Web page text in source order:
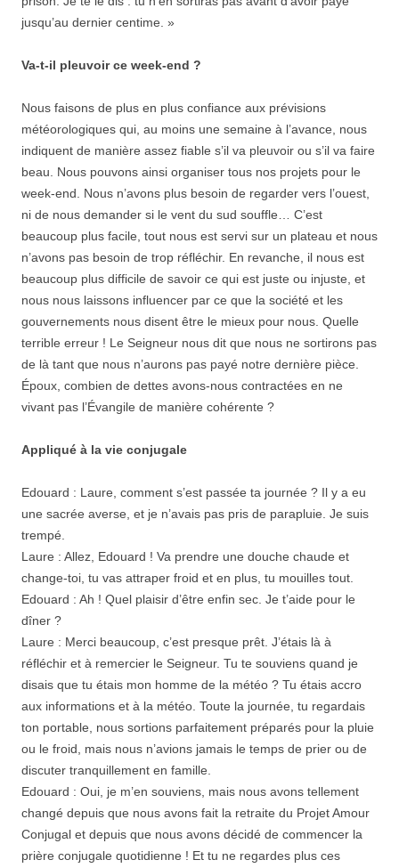
jusqu’au dernier centime. »
Va-t-il pleuvoir ce week-end ?
Nous faisons de plus en plus confiance aux prévisions
météorologiques qui, au moins une semaine à l’avance, nous
indiquent de manière assez fiable s’il va pleuvoir ou s’il va faire
beau. Nous pouvons ainsi organiser tous nos projets pour le
week-end. Nous n’avons plus besoin de regarder vers l’ouest,
ni de nous demander si le vent du sud souffle… C’est
beaucoup plus facile, tout nous est servi sur un plateau et nous
n’avons pas besoin de trop réfléchir. En revanche, il nous est
beaucoup plus difficile de savoir ce qui est juste ou injuste, et
nous nous laissons influencer par ce que la société et les
gouvernements nous disent être le mieux pour nous. Quelle
terrible erreur ! Le Seigneur nous dit que nous ne sortirons pas
de là tant que nous n’aurons pas payé notre dernière pièce.
Époux, combien de dettes avons-nous contractées en ne
vivant pas l’Évangile de manière cohérente ?
Appliqué à la vie conjugale
Edouard : Laure, comment s’est passée ta journée ? Il y a eu
une sacrée averse, et je n’avais pas pris de parapluie. Je suis
trempé.
Laure : Allez, Edouard ! Va prendre une douche chaude et
change-toi, tu vas attraper froid et en plus, tu mouilles tout.
Edouard : Ah ! Quel plaisir d’être enfin sec. Je t’aide pour le
dîner ?
Laure : Merci beaucoup, c’est presque prêt. J’étais là à
réfléchir et à remercier le Seigneur. Tu te souviens quand je
disais que tu étais mon homme de la météo ? Tu étais accro
aux informations et à la météo. Toute la journée, tu regardais
ton portable, nous sortions parfaitement préparés pour la pluie
ou le froid, mais nous n’avions jamais le temps de prier ou de
discuter tranquillement en famille.
Edouard : Oui, je m’en souviens, mais nous avons tellement
changé depuis que nous avons fait la retraite du Projet Amour
Conjugal et depuis que nous avons décidé de commencer la
prière conjugale quotidienne ! Et tu ne regardes plus ces